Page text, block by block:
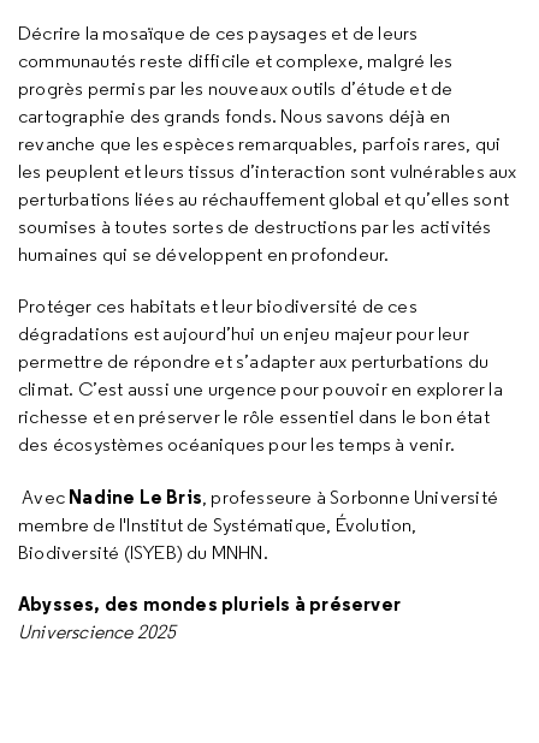
Décrire la mosaïque de ces paysages et de leurs
communautés reste difficile et complexe, malgré les
progrès permis par les nouveaux outils d’étude et de
cartographie des grands fonds. Nous savons déjà en
revanche que les espèces remarquables, parfois rares, qui
les peuplent et leurs tissus d’interaction sont vulnérables aux
perturbations liées au réchauffement global et qu’elles sont
soumises à toutes sortes de destructions par les activités
humaines qui se développent en profondeur.
Protéger ces habitats et leur biodiversité de ces
dégradations est aujourd’hui un enjeu majeur pour leur
permettre de répondre et s’adapter aux perturbations du
climat. C’est aussi une urgence pour pouvoir en explorer la
richesse et en préserver le rôle essentiel dans le bon état
des écosystèmes océaniques pour les temps à venir.
Avec Nadine Le Bris , professeure à Sorbonne Université
membre de l'Institut de Systématique, Évolution,
Biodiversité (ISYEB) du MNHN.
Abysses, des mondes pluriels à préserver
Universcience 2025